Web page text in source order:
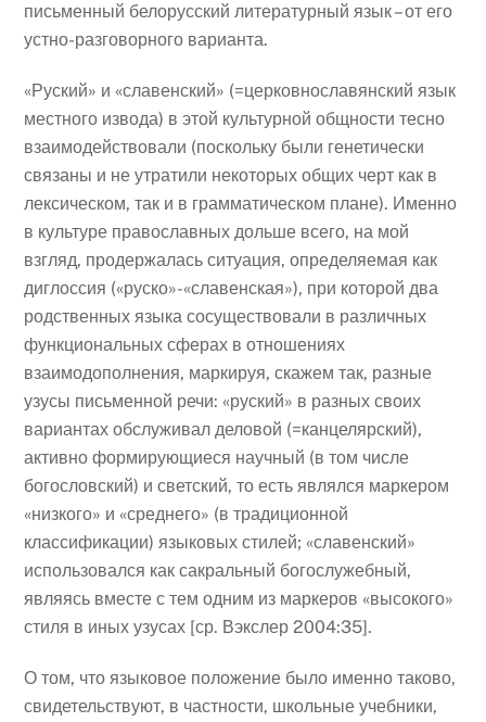
письменный белорусский литературный язык – от его
устно-разговорного варианта.
«Руский» и «славенский» (=церковнославянский язык
местного извода) в этой культурной общности тесно
взаимодействовали (поскольку были генетически
связаны и не утратили некоторых общих черт как в
лексическом, так и в грамматическом плане). Именно
в культуре православных дольше всего, на мой
взгляд, продержалась ситуация, определяемая как
диглоссия («руско»-«славенская»), при которой два
родственных языка сосуществовали в различных
функциональных сферах в отношениях
взаимодополнения, маркируя, скажем так, разные
узусы письменной речи: «руский» в разных своих
вариантах обслуживал деловой (=канцелярский),
активно формирующиеся научный (в том числе
богословский) и светский, то есть являлся маркером
«низкого» и «среднего» (в традиционной
классификации) языковых стилей; «славенский»
использовался как сакральный богослужебный,
являясь вместе с тем одним из маркеров «высокого»
стиля в иных узусах [ср. Вэкслер 2004:35].
О том, что языковое положение было именно таково,
свидетельствуют, в частности, школьные учебники,